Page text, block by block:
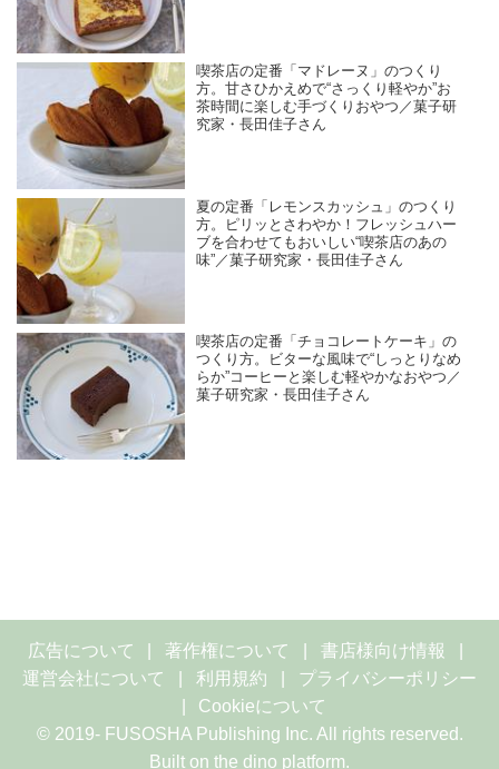
喫茶店の定番「マドレーヌ」のつくり
方。甘さひかえめで“さっくり軽やか”お
茶時間に楽しむ手づくりおやつ／菓子研
究家・長田佳子さん
夏の定番「レモンスカッシュ」のつくり
方。ピリッとさわやか！フレッシュハー
ブを合わせてもおいしい“喫茶店のあの
味”／菓子研究家・長田佳子さん
喫茶店の定番「チョコレートケーキ」の
つくり方。ビターな風味で“しっとりなめ
らか”コーヒーと楽しむ軽やかなおやつ／
菓子研究家・長田佳子さん
広告について 著作権について
書店様向け情報
運営会社について
利用規約
プライバシーポリシー
Cookieについて
© 2019- FUSOSHA Publishing Inc. All rights reserved.
Built on the dino platform.